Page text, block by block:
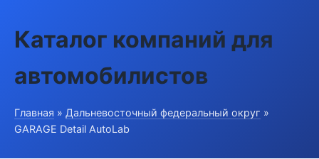
Каталог компаний для
автомобилистов
Главная » Дальневосточный федеральный округ »
GARAGE Detail AutoLab